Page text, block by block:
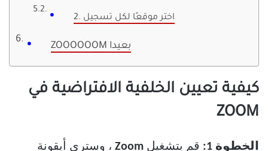
2. اختر موقعًا لكل تسجيل
ZOOOOOOM بعيدا
كيفية تعيين الخلفية الافتراضية في
ZOOM
الخطوة 1: قم بتشغيل Zoom ، وسترى أيقونة